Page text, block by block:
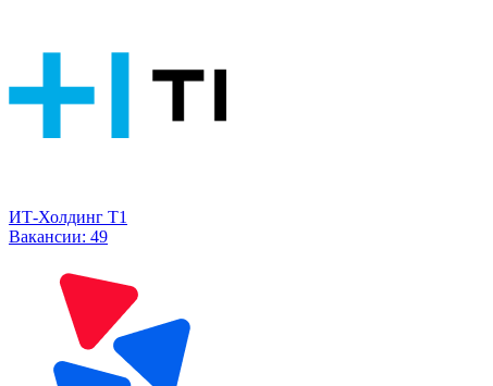
ИТ-Холдинг Т1
Вакансии: 49